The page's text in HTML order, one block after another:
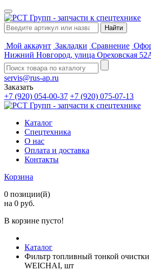
Мой аккаунт Закладки Сравнение
Нижний Новгород, улица Ореховская
servis@rus-ap.ru
Заказать
+7 (920) 054-00-37 +7 (920) 075-07-13
Каталог
Спецтехника
О нас
Оплата и доставка
Контакты
Корзина
0 позиции(й)
на 0 руб.
В корзине пусто!
Каталог
Фильтр топливный тонкой
WEICHAI, шт